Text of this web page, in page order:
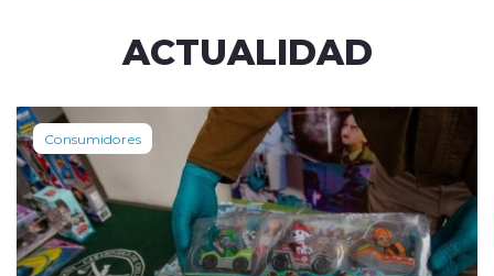
ACTUALIDAD
Consumidores